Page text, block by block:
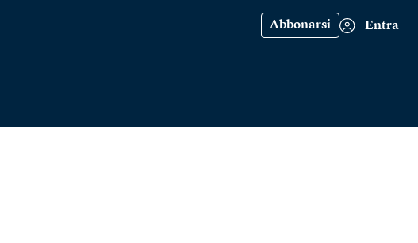
Abbonarsi Entra